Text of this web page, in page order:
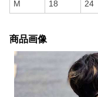
M 18 24
商品画像